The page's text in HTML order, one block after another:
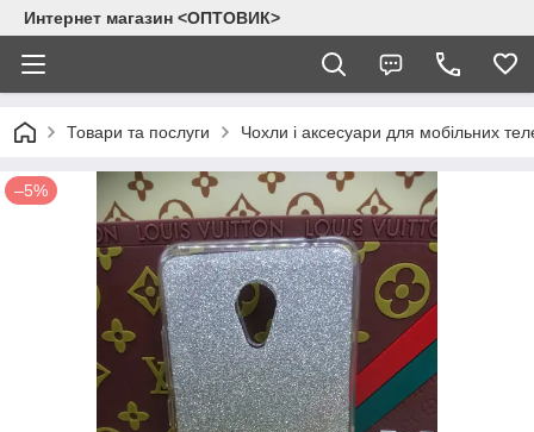
Интернет магазин <ОПТОВИК>
Товари та послуги Чохли і аксесуари для мобільних
–5%